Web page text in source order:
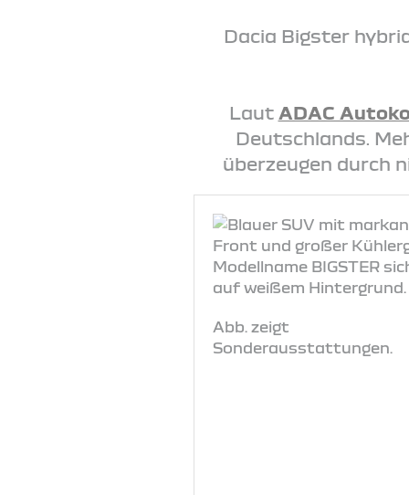
Dacia Bigster
Laut ADAC
Deutschlands.
überzeugen durch
Abb. zeigt
Sonderausstattungen.